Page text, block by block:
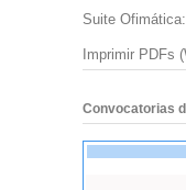
Suite Ofimática:
Imprimir PDFs
Convocatorias